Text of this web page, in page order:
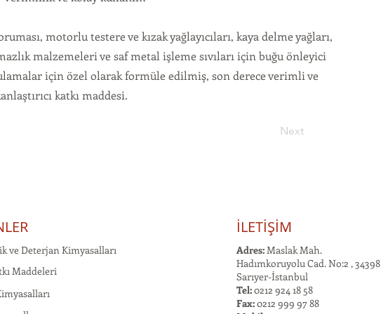
motorlu testere ve kızak yağlayıcıları, kaya delme yağları,
malzemeleri ve saf metal işleme sıvıları için buğu önleyici
için özel olarak formüle edilmiş, son derece verimli ve
katkı maddesi.
Next
ve Deterjan Kimyasalları
Maddeleri
İLETİŞİM
Adres:Maslak Mah.
Hadımkoruyolu Cad. No:2 , 34398
Sarıyer-İstanbul
Tel:0212 924 18 58
Fax:0212 999 97 88